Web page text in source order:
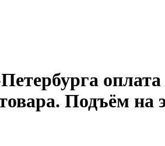
Подъём на